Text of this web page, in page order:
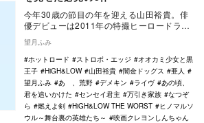
今年30歳の節目の年を迎える山田裕貴。俳
優デビューは2011年の特撮ヒーロードラマ
ルー役で…
望月ふみ
ホットロード
ストロボ・エッジ
オオカミ少女と黒
王子
HiGH&LOW 山田裕貴 闇金ドッグス
亜人
望月ふみ
あゝ、荒野 デメキン ライヴ
あの頃、
君を追いかけた
センセイ君主 万引き家族
なつぞ
ら
燃えよ剣 HiGH&LOW THE WORST
ヒノマルソ
ウル～舞台裏の英雄たち～
映画クレヨンしんちゃん